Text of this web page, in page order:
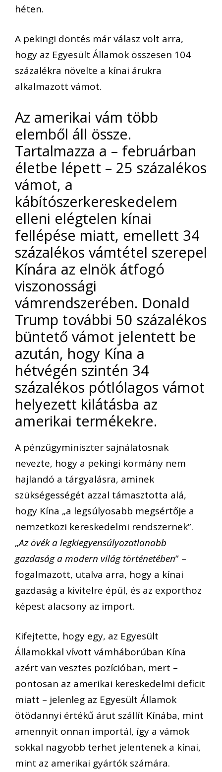
héten.
A pekingi döntés már válasz volt arra,
hogy az Egyesült Államok összesen 104
százalékra növelte a kínai árukra
alkalmazott vámot.
Az amerikai vám több
elemből áll össze.
Tartalmazza a – februárban
életbe lépett – 25 százalékos
vámot, a
kábítószerkereskedelem
elleni elégtelen kínai
fellépése miatt, emellett 34
százalékos vámtétel szerepel
Kínára az elnök átfogó
viszonossági
vámrendszerében. Donald
Trump további 50 százalékos
büntető vámot jelentett be
azután, hogy Kína a
hétvégén szintén 34
százalékos pótlólagos vámot
helyezett kilátásba az
amerikai termékekre.
A pénzügyminiszter sajnálatosnak
nevezte, hogy a pekingi kormány nem
hajlandó a tárgyalásra, aminek
szükségességét azzal támasztotta alá,
hogy Kína „a legsúlyosabb megsértője a
nemzetközi kereskedelmi rendszernek”.
„Az övék a legkiegyensúlyozatlanabb
gazdaság a modern világ történetében” –
fogalmazott, utalva arra, hogy a kínai
gazdaság a kivitelre épül, és az exporthoz
képest alacsony az import.
Kifejtette, hogy egy, az Egyesült
Államokkal vívott vámháborúban Kína
azért van vesztes pozícióban, mert –
pontosan az amerikai kereskedelmi deficit
miatt – jelenleg az Egyesült Államok
ötödannyi értékű árut szállít Kínába, mint
amennyit onnan importál, így a vámok
sokkal nagyobb terhet jelentenek a kínai,
mint az amerikai gyártók számára.